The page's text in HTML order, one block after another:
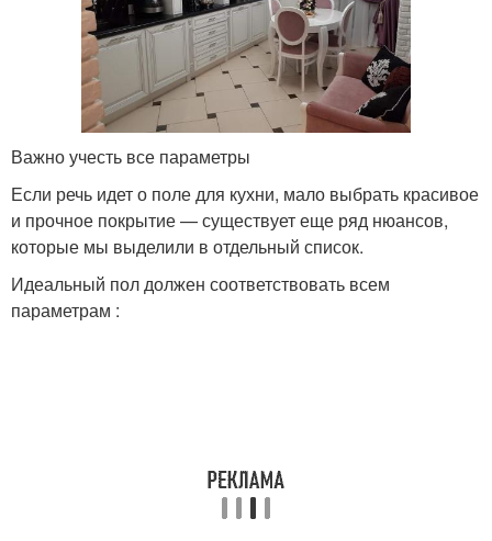
Важно учесть все параметры
Если речь идет о поле для кухни, мало выбрать красивое
и прочное покрытие — существует еще ряд нюансов,
которые мы выделили в отдельный список.
Идеальный пол должен соответствовать всем
параметрам :